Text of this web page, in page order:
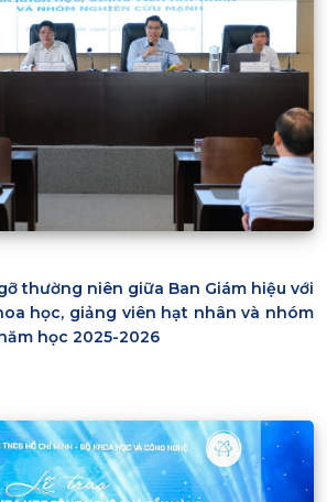
thường niên giữa Ban Giám hiệu với
học, giảng viên hạt nhân và nhóm
học 2025-2026